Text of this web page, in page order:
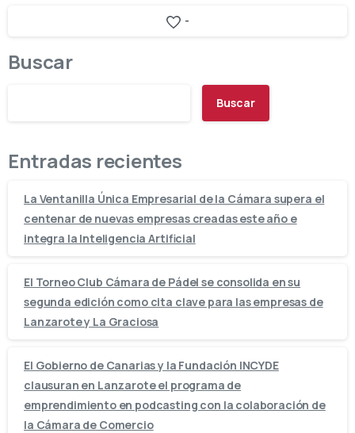
-
Buscar
Buscar
Entradas recientes
La Ventanilla Única Empresarial de la Cámara supera el
centenar de nuevas empresas creadas este año e
integra la Inteligencia Artificial
El Torneo Club Cámara de Pádel se consolida en su
segunda edición como cita clave para las empresas de
Lanzarote y La Graciosa
El Gobierno de Canarias y la Fundación INCYDE
clausuran en Lanzarote el programa de
emprendimiento en podcasting con la colaboración de
la Cámara de Comercio